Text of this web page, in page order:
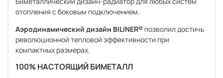
отопления с боковым подключением.
Аэродинамический дизайн BILINER® позволил достичь
революционной тепловой эффективности при
компактных размерах.
100% НАСТОЯЩИЙ БИМЕТАЛЛ